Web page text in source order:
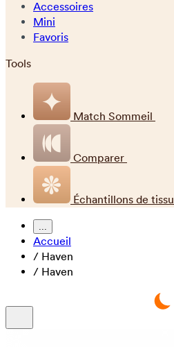
Accessoires
Mini
Favoris
Tools
Match Sommeil
Comparer
Échantillons de tissu
...
Accueil
/ Haven
/ Haven